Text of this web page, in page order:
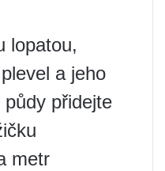
lopatou,
a jeho
přidejte
metr